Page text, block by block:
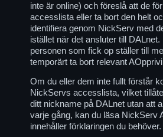
inte är online) och föreslå att de
accesslista eller ta bort den helt
identifiera genom NickServ med
istället när det ansluter till DALnet.
personen som fick op ställer till
temporärt ta bort relevant
Om du eller dem inte fullt förstår
NickServs accesslista, vilket
ditt nickname på DALnet utan att
varje gång, kan du läsa NickServ
innehåller förklaringen du behöver.